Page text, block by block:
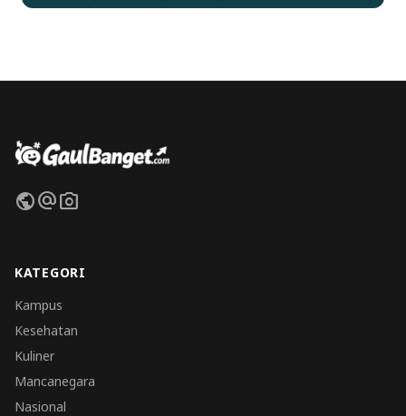
publicalternate_emailphoto_camera
KATEGORI
Kampus
Kesehatan
Kuliner
Mancanegara
Nasional